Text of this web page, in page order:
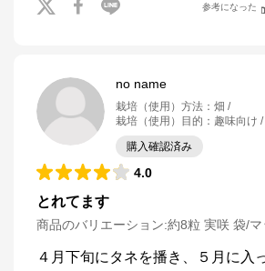
参考になった
no name
栽培（使用）方法 ： 畑
栽培（使用）目的 ： 趣味向け
購入確認済み
4.0
とれてます
商品のバリエーション:約8粒 実咲 袋/マ
４月下旬にタネを播き、５月に入